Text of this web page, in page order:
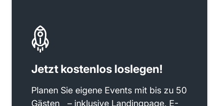
Jetzt kostenlos loslegen!
Planen Sie eigene Events mit bis zu 50
Gästen – inklusive Landingpage, E-